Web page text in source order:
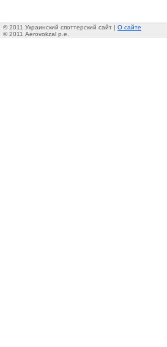
© 2011 Украинский споттерский сайт | О сайте
© 2011 Aerovokzal p.e.